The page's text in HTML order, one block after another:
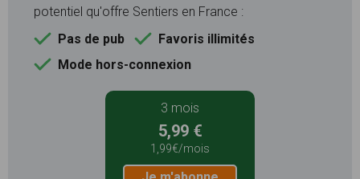
potentiel qu'offre Sentiers en France :
Pas de pub
Favoris illimités
Mode hors-connexion
3 mois
5,99 €
1,99€/mois